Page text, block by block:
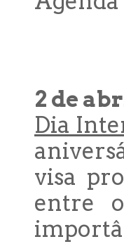
2 de
Dia
visa
entre